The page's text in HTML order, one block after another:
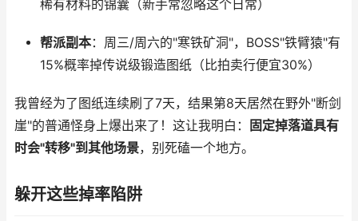
稀有材料的锦囊（新手常忽略这个日常）
帮派副本：周三/周六的"寒铁矿洞"，BOSS"铁臂猿"有
15%概率掉传说级锻造图纸（比拍卖行便宜30%）
我曾经为了图纸连续刷了7天，结果第8天居然在野外"断剑
崖"的普通怪身上爆出来了！这让我明白：
固定掉落道具有
时会"转移"到其他场景，别死磕一个地方。
躲开这些掉率陷阱